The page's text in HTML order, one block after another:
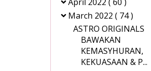
April 2022 ( 60 )
March 2022 ( 74 )
ASTRO ORIGINALS
BAWAKAN
KEMASYHURAN,
KEKUASAAN & P...